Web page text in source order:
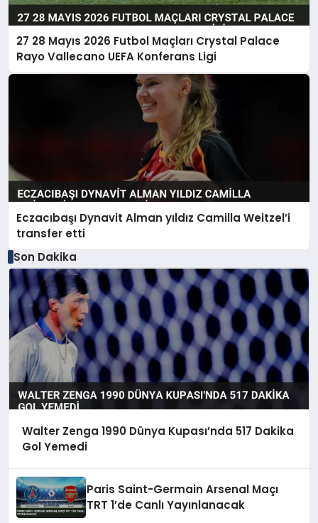
27 28 Mayıs 2026 Futbol Maçları Crystal Palace
Rayo Vallecano UEFA Konferans Ligi
Eczacıbaşı Dynavit Alman yıldız Camilla Weitzel’i
transfer etti
Son Dakika
Walter Zenga 1990 Dünya Kupası’nda 517 Dakika
Gol Yemedi
Paris Saint-Germain Arsenal Maçı
TRT 1’de Canlı Yayınlanacak